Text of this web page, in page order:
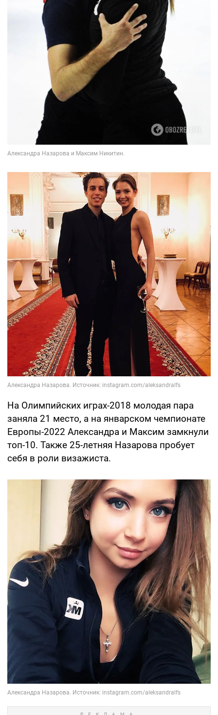
На Олимпийских играх-2018 молодая пара
заняла 21 место, а на январском чемпионате
Европы-2022 Александра и Максим замкнули
топ-10. Также 25-летняя Назарова пробует
себя в роли визажиста.